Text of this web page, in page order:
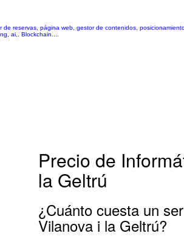
reservas, página web, gestor de contenidos,
ai,. Blockchain....
Precio de
la Geltrú
¿Cuánto cuesta un
Vilanova i la Geltrú?